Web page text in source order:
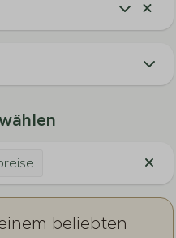
beliebten